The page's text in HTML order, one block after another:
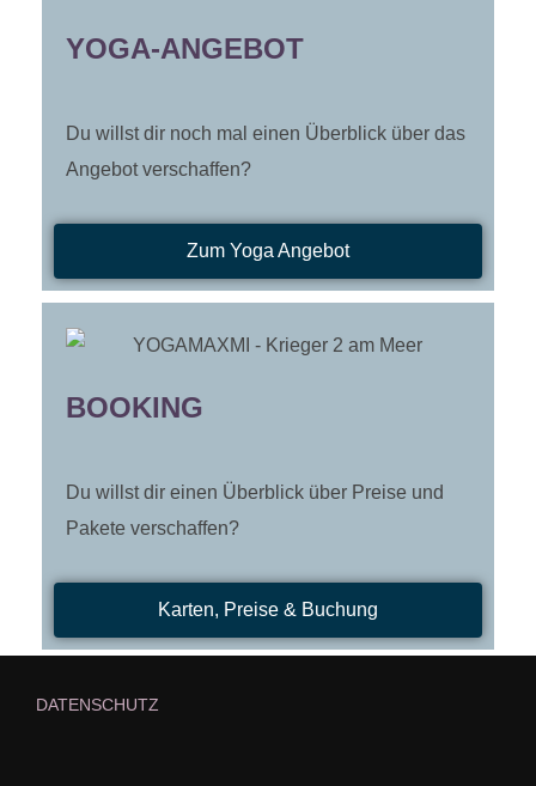
YOGA-ANGEBOT
Du willst dir noch mal einen Überblick über das
Angebot verschaffen?
Zum Yoga Angebot
BOOKING
Du willst dir einen Überblick über Preise und
Pakete verschaffen?
Karten, Preise & Buchung
DATENSCHUTZ